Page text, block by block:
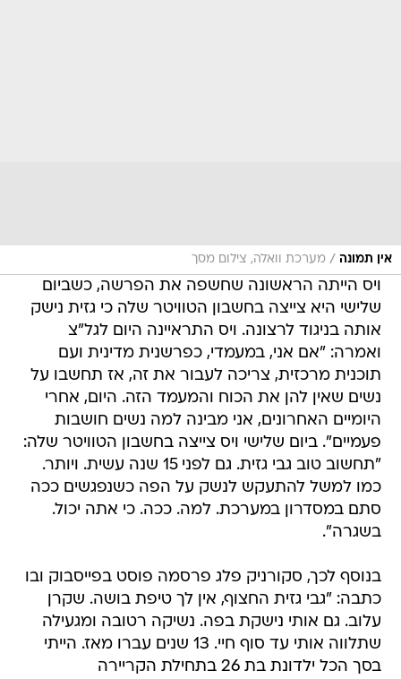
אין תמונה / מערכת וואלה, צילום מסך
ויס הייתה הראשונה שחשפה את הפרשה, כשביום
שלישי היא צייצה בחשבון הטוויטר שלה כי גזית נישק
אותה בניגוד לרצונה. ויס התראיינה היום לגל"צ
ואמרה: "אם אני, במעמדי, כפרשנית מדינית ועם
תוכנית מרכזית, צריכה לעבור את זה, אז תחשבו על
נשים שאין להן את הכוח והמעמד הזה. היום, אחרי
היומיים האחרונים, אני מבינה למה נשים חושבות
פעמיים". ביום שלישי ויס צייצה בחשבון הטוויטר שלה:
"תחשוב טוב גבי גזית. גם לפני 15 שנה עשית. ויותר.
כמו למשל להתעקש לנשק על הפה כשנפגשים ככה
סתם במסדרון במערכת. למה. ככה. כי אתה יכול.
בשגרה".
בנוסף לכך, סקורניק פלג פרסמה פוסט בפייסבוק ובו
כתבה: "גבי גזית החצוף, אין לך טיפת בושה. שקרן
עלוב. גם אותי נישקת בפה. נשיקה רטובה ומגעילה
שתלווה אותי עד סוף חיי. 13 שנים עברו מאז. הייתי
בסך הכל ילדונת בת 26 בתחילת הקריירה